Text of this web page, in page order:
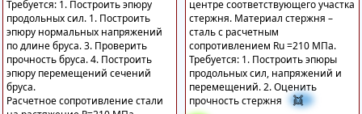
Требуется: 1. Построить эпюру
продольных сил. 1. Построить
эпюру нормальных напряжений
по длине бруса. 3. Проверить
прочность бруса. 4. Построить
эпюру перемещений сечений
бруса.
Расчетное сопротивление стали
центре соответствующего участка
стержня. Материал стержня –
сталь с расчетным
сопротивлением Ru =210 МПа.
Требуется: 1. Построить эпюры
продольных сил, напряжений и
перемещений. 2. Оценить
прочность стержня
👯